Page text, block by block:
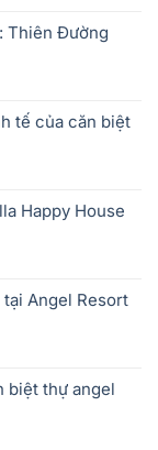
Thiên Đường
tế của căn biệt
Happy House
Angel Resort
biệt thự angel